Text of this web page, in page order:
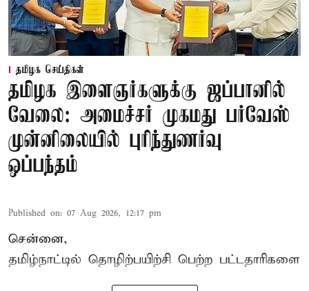
தமிழக செய்திகள்
தமிழக இளைஞர்களுக்கு ஜப்பானில்
வேலை: அமைச்சர் முகமது பர்வேஸ்
முன்னிலையில் புரிந்துணர்வு
ஒப்பந்தம்
Published on: 07 Aug 2026, 12:17 pm
சென்னை,
தமிழ்நாட்டில் தொழிற்பயிற்சி பெற்ற பட்டதாரிகளை